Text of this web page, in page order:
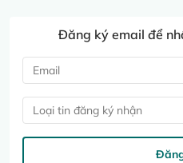
Đăng ký email để
Loại tin đăng ký nhận